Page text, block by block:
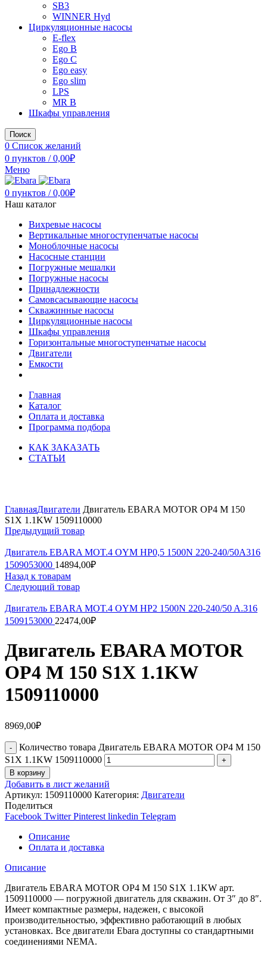
SB3
WINNER Hyd
Циркуляционные насосы
E-flex
Ego B
Ego C
Ego easy
Ego slim
LPS
MR B
Шкафы управления
Поиск
0 Список желаний
0 пунктов / 0,00₽
Меню
0 пунктов / 0,00₽
Наш каталог
Вихревые насосы
Вертикальные многоступенчатые насосы
Моноблочные насосы
Насосные станции
Погружные мешалки
Погружные насосы
Принадлежности
Самовсасывающие насосы
Скважинные насосы
Циркуляционные насосы
Шкафы управления
Горизонтальные многоступенчатые насосы
Двигатели
Емкости
Главная
Каталог
Оплата и доставка
Программа подбора
КАК ЗАКАЗАТЬ
СТАТЬИ
ГлавнаяДвигатели Двигатель EBARA MOTOR OP4 M 150
S1X 1.1KW 1509110000
Предыдущий товар
Двигатель EBARA MOT.4 OYM HP0,5 1500N 220-240/50A316
1509053000 14894,00₽
Назад к товарам
Следующий товар
Двигатель EBARA MOT.4 OYM HP2 1500N 220-240/50 A.316
1509153000 22474,00₽
Двигатель EBARA MOTOR
OP4 M 150 S1X 1.1KW
1509110000
8969,00₽
Количество товара Двигатель EBARA MOTOR OP4 M 150
S1X 1.1KW 1509110000
В корзину
Добавить в лист желаний
Артикул: 1509110000 Категория: Двигатели
Поделиться
Facebook Twitter Pinterest linkedin Telegram
Описание
Оплата и доставка
Описание
Двигатель EBARA MOTOR OP4 M 150 S1X 1.1KW арт.
1509110000 — погружной двигатель для скважин. От 3″ до 8″.
Имеет компактные размеры, надежен, с высокой
производительностью, эффективно работающий в любых
установках. Все двигатели Ebara доступны со стандартными
соединениями NEMA.